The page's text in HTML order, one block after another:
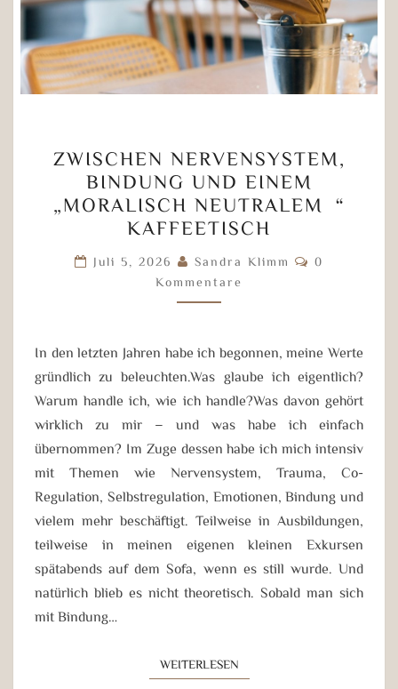
NERVENSYSTEM,
BINDUNG
UND
EINEM
„MORALISCH
NEUTRALEM“
KAFFEETISCH
ZWISCHEN NERVENSYSTEM,
BINDUNG UND EINEM
„MORALISCH NEUTRALEM“
KAFFEETISCH
Juli 5, 2026 Sandra Klimm Kommentare
0
Kommentare
In den letzten Jahren habe ich begonnen, meine Werte
gründlich zu beleuchten.Was glaube ich eigentlich?
Warum handle ich, wie ich handle?Was davon gehört
wirklich zu mir – und was habe ich einfach
übernommen? Im Zuge dessen habe ich mich intensiv
mit Themen wie Nervensystem, Trauma, Co-
Regulation, Selbstregulation, Emotionen, Bindung und
vielem mehr beschäftigt. Teilweise in Ausbildungen,
teilweise in meinen eigenen kleinen Exkursen
spätabends auf dem Sofa, wenn es still wurde. Und
natürlich blieb es nicht theoretisch. Sobald man sich
mit Bindung…
WEITERLESENWEITERLESEN